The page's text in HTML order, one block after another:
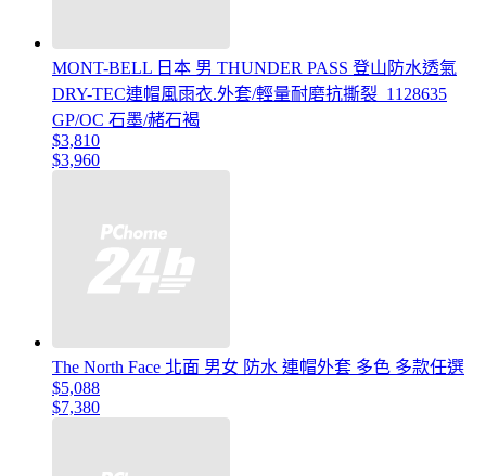
MONT-BELL 日本 男 THUNDER PASS 登山防水透氣
DRY-TEC連帽風雨衣.外套/輕量耐磨抗撕裂_1128635
GP/OC 石墨/赭石褐
$3,810
$3,960
The North Face 北面 男女 防水 連帽外套 多色 多款任選
$5,088
$7,380